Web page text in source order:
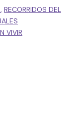
, RECORRIDOS DEL
VIVIR